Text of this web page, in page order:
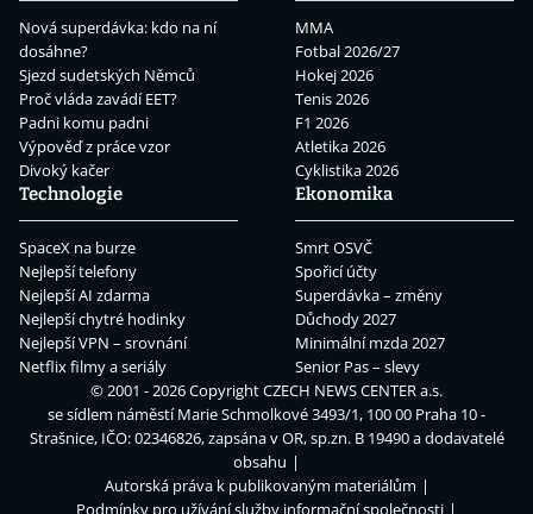
Nová superdávka: kdo na ní
dosáhne?
Sjezd sudetských Němců
Proč vláda zavádí EET?
Padni komu padni
Výpověď z práce vzor
Divoký kačer
MMA
Fotbal 2026/27
Hokej 2026
Tenis 2026
F1 2026
Atletika 2026
Cyklistika 2026
Technologie
SpaceX na burze
Nejlepší telefony
Nejlepší AI zdarma
Nejlepší chytré hodinky
Nejlepší VPN – srovnání
Netflix filmy a seriály
Ekonomika
Smrt OSVČ
Spořicí účty
Superdávka – změny
Důchody 2027
Minimální mzda 2027
Senior Pas – slevy
© 2001 - 2026 CopyrightCZECH NEWS CENTER a.s.
se sídlem náměstí Marie Schmolkové 3493/1, 100 00 Praha 10 -
Strašnice, IČO: 02346826, zapsána v OR, sp.zn. B 19490 a dodavatelé
obsahu
Autorská práva k publikovaným materiálům
Podmínky pro užívání služby informační společnosti